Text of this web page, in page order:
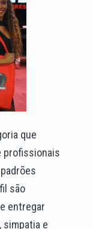
que
profissionais
são
entregar
simpatia e